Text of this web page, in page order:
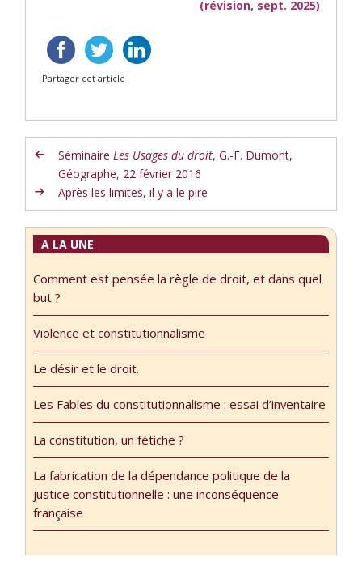
(révision, sept. 2025)
Partager cet article
SéminaireLes Usages du droit, G.-F. Dumont,
Géographe, 22 février 2016
Après les limites, il y a le pire
A LA UNE
Comment est pensée la règle de droit, et dans quel
but ?
Violence et constitutionnalisme
Le désir et le droit.
Les Fables du constitutionnalisme : essai d’inventaire
La constitution, un fétiche ?
La fabrication de la dépendance politique de la
justice constitutionnelle : une inconséquence
française